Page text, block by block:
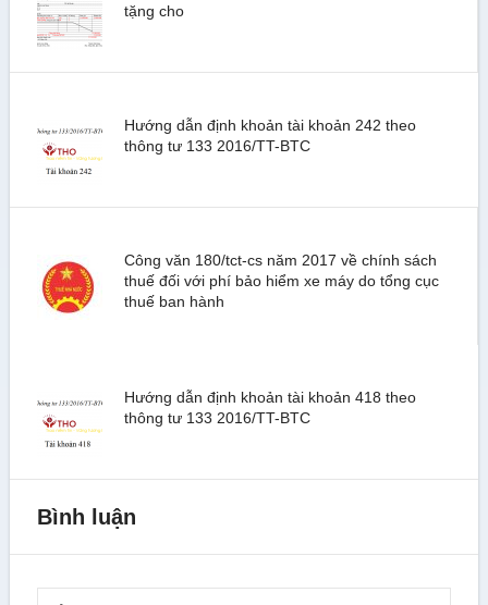
tặng cho
Hướng dẫn định khoản tài khoản 242 theo
thông tư 133 2016/TT-BTC
Công văn 180/tct-cs năm 2017 về chính sách
thuế đối với phí bảo hiểm xe máy do tổng cục
thuế ban hành
Hướng dẫn định khoản tài khoản 418 theo
thông tư 133 2016/TT-BTC
Bình luận